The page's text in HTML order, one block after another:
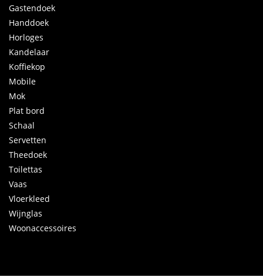
Gastendoek
Handdoek
Horloges
Kandelaar
Koffiekop
Mobile
Mok
Plat bord
Schaal
Servetten
Theedoek
Toilettas
Vaas
Vloerkleed
Wijnglas
Woonaccessoires